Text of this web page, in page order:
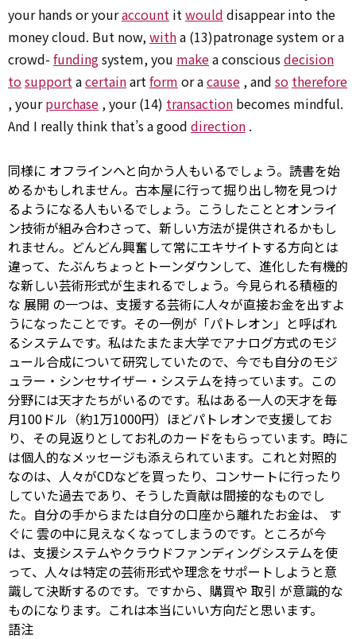
your hands or youraccount itwould disappear into the
money cloud. But now,witha (13)patronage system or a
crowd- fundingsystem, you makea consciousdecision
tosupportacertainartform or acause , and so therefore
, yourpurchase , your (14) transaction becomes mindful.
And I really think that’s a good direction .
同様に オフラインへと向かう人もいるでしょう。読書を始
めるかもしれません。古本屋に行って掘り出し物を見つけ
るようになる人もいるでしょう。こうしたこととオンライ
ン技術が組み合わさって、新しい方法が提供されるかもし
れません。どんどん興奮して常にエキサイトする方向とは
違って、たぶんちょっとトーンダウンして、進化した有機的
な新しい芸術形式が生まれるでしょう。今見られる積極的
な 展開 の一つは、支援する芸術に人々が直接お金を出すよ
うになったことです。その一例が「パトレオン」と呼ばれ
るシステムです。私はたまたま大学でアナログ方式のモジ
ュール合成について研究していたので、今でも自分のモジ
ュラー・シンセサイザー・システムを持っています。この
分野には天才たちがいるのです。私はある一人の天才を毎
月100ドル（約1万1000円）ほどパトレオンで支援してお
り、その見返りとしてお礼のカードをもらっています。時に
は個人的なメッセージも添えられています。これと対照的
なのは、人々がCDなどを買ったり、コンサートに行ったり
していた過去であり、そうした貢献は間接的なものでし
た。自分の手からまたは自分の口座から離れたお金は、 す
ぐに 雲の中に見えなくなってしまうのです。ところが今
は、支援システムやクラウドファンディングシステムを使
って、人々は特定の芸術形式や理念をサポートしようと意
識して決断するのです。ですから、購買や 取引 が意識的な
ものになります。これは本当にいい方向だと思います。
語注